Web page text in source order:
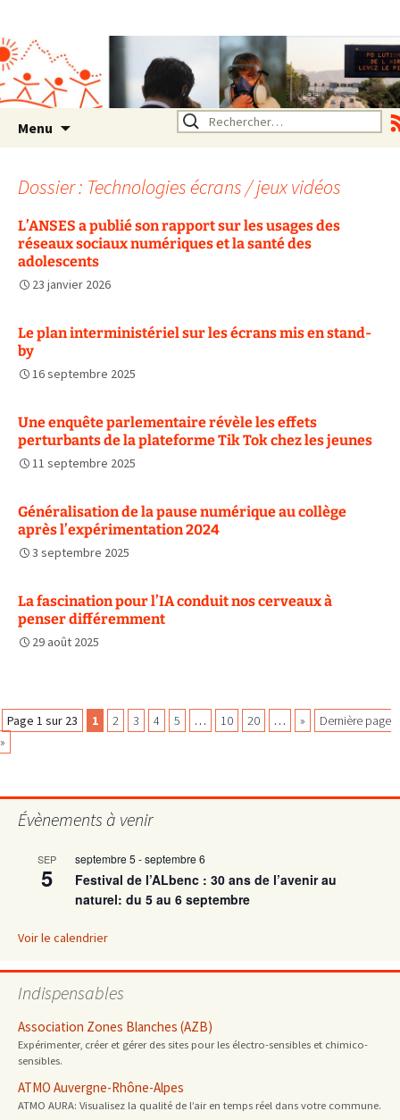
Rhône Alpes
Un environnement sain pour
la santé de tous
Menu Rechercher :
Dossier : Technologies écrans / jeux vidéos
L’ANSES a publié son rapport sur les usages des
réseaux sociaux numériques et la santé des
adolescents
23 janvier 2026
Le plan interministériel sur les écrans mis en stand-
by
16 septembre 2025
Une enquête parlementaire révèle les effets
perturbants de la plateforme Tik Tok chez les jeunes
11 septembre 2025
Généralisation de la pause numérique au collège
après l’expérimentation 2024
3 septembre 2025
La fascination pour l’IA conduit nos cerveaux à
penser différemment
29 août 2025
Navigation
des
articles
Page 1 sur 23 1 2 3 4 5 … 10 20 … »
Dernière page
»
Évènements à venir
SEP
5
septembre 5 -septembre 6
Festival de l’ALbenc : 30 ans de l’avenir au
naturel: du 5 au 6 septembre
Voir le calendrier
Indispensables
Association Zones Blanches (AZB)
Expérimenter, créer et gérer des sites pour les électro-sensibles et chimico-
sensibles.
ATMO Auvergne-Rhône-Alpes
ATMO AURA: Visualisez la qualité de l’air en temps réel dans votre commune.